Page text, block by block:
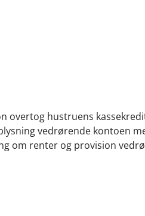
overtog hustruens
vedrørende kontoen
om renter og provision